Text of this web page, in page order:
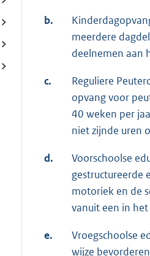
b.
meerdere
deelnemen aan
c.
Reguliere
opvang voor
40 weken per
niet zijnde uren
d.
Voorschoolse
gestructureerde
motoriek en de
vanuit een in
e.
Vroegschoolse
wijze